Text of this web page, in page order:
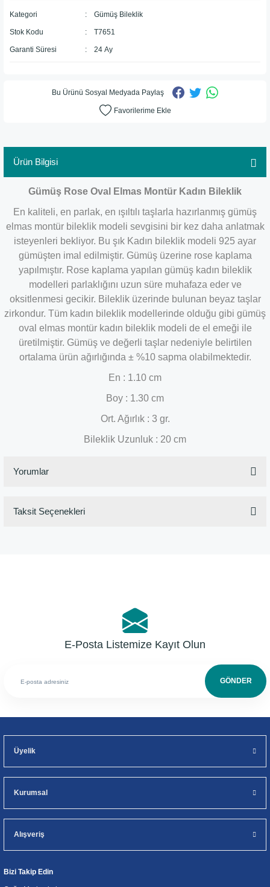
Kategori Gümüş Bileklik
Stok Kodu T7651
Garanti Süresi 24 Ay
Bu Ürünü Sosyal Medyada Paylaş
Ürün Bilgisi
Gümüş Rose Oval Elmas Montür Kadın Bileklik
En kaliteli, en parlak, en ışıltılı taşlarla hazırlanmış gümüş
elmas montür bileklik modeli sevgisini bir kez daha anlatmak
isteyenleri bekliyor. Bu şık Kadın bileklik modeli 925 ayar
gümüşten imal edilmiştir. Gümüş üzerine rose kaplama
yapılmıştır. Rose kaplama yapılan gümüş kadın bileklik
modelleri parlaklığını uzun süre muhafaza eder ve
oksitlenmesi gecikir. Bileklik üzerinde bulunan beyaz taşlar
zirkondur. Tüm kadın bileklik modellerinde olduğu gibi gümüş
oval elmas montür kadın bileklik modeli de el emeği ile
üretilmiştir. Gümüş ve değerli taşlar nedeniyle belirtilen
ortalama ürün ağırlığında ± %10 sapma olabilmektedir.
En : 1.10 cm
Boy : 1.30 cm
Ort. Ağırlık : 3 gr.
Bileklik Uzunluk : 20 cm
Yorumlar
Taksit Seçenekleri
E-Posta Listemize Kayıt Olun
GÖNDER
Üyelik
Kurumsal
Alışveriş
Bizi Takip Edin